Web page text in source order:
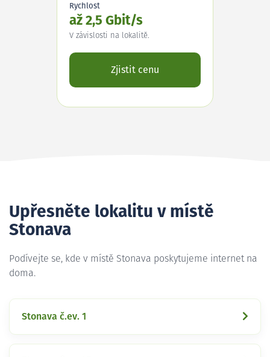
Rychlost
až 2,5 Gbit/s
V závislosti na lokalitě.
Zjistit cenu
Upřesněte lokalitu v místě
Stonava
Podívejte se, kde v místě Stonava poskytujeme internet na
doma.
Stonava č.ev. 1